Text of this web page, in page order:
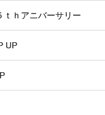
ｔｈアニバーサリー
UP